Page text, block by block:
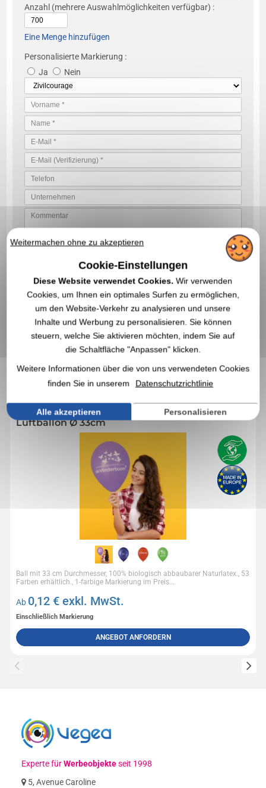
Anzahl (mehrere Auswahlmöglichkeiten verfügbar) :
Eine Menge hinzufügen
Personalisierte Markierung :
Ja
Nein
Indem Sie uns Ihre Angebotsanfrage senden, akzeptieren Sie unsere
Datenschutzerklärung
IN DIESER KATEGORIE KÖNNTEN SIE
DIESE WERBEARTIKEL AUCH
INTERESSIEREN
Luftballon Ø 33cm
Ball mit 33 cm Durchmesser, 100% biologisch abbaubarer Naturlatex., 53
Farben erhältlich., 1-farbige Markierung im Preis...
Ab 0,12 € exkl. MwSt.
Einschließlich Markierung
ANGEBOT ANFORDERN
Experte fürWerbeobjekteseit 1998
5, Avenue Caroline
Weitermachen ohne zu akzeptieren
Cookie-Einstellungen
Diese Website verwendet Cookies. Wir verwenden
Cookies, um Ihnen ein optimales Surfen zu ermöglichen,
um den Website-Verkehr zu analysieren und unsere
Inhalte und Werbung zu personalisieren. Sie können
steuern, welche Sie aktivieren möchten, indem Sie auf
die Schaltfläche "Anpassen" klicken.
Weitere Informationen über die von uns verwendeten Cookies
finden Sie in unserem
Datenschutzrichtlinie
Alle akzeptieren Personalisieren